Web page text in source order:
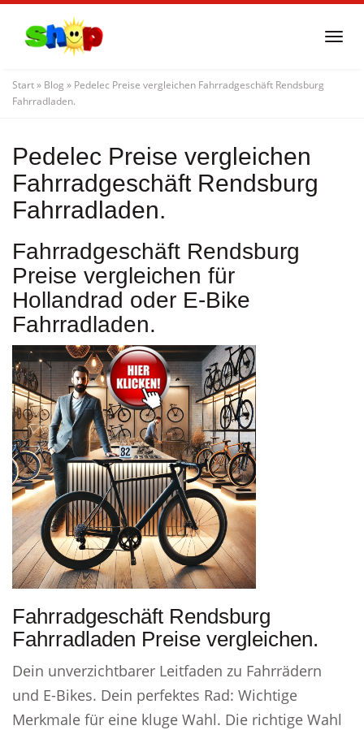
content
Start» Blog » Pedelec Preise vergleichen Fahrradgeschäft Rendsburg
Fahrradladen.
Pedelec Preise vergleichen
Fahrradgeschäft Rendsburg
Fahrradladen.
Fahrradgeschäft Rendsburg
Preise vergleichen für
Hollandrad oder E-Bike
Fahrradladen.
Fahrradgeschäft Rendsburg
Fahrradladen Preise vergleichen.
Dein unverzichtbarer Leitfaden zu Fahrrädern
und E-Bikes. Dein perfektes Rad: Wichtige
Merkmale für eine kluge Wahl. Die richtige Wahl